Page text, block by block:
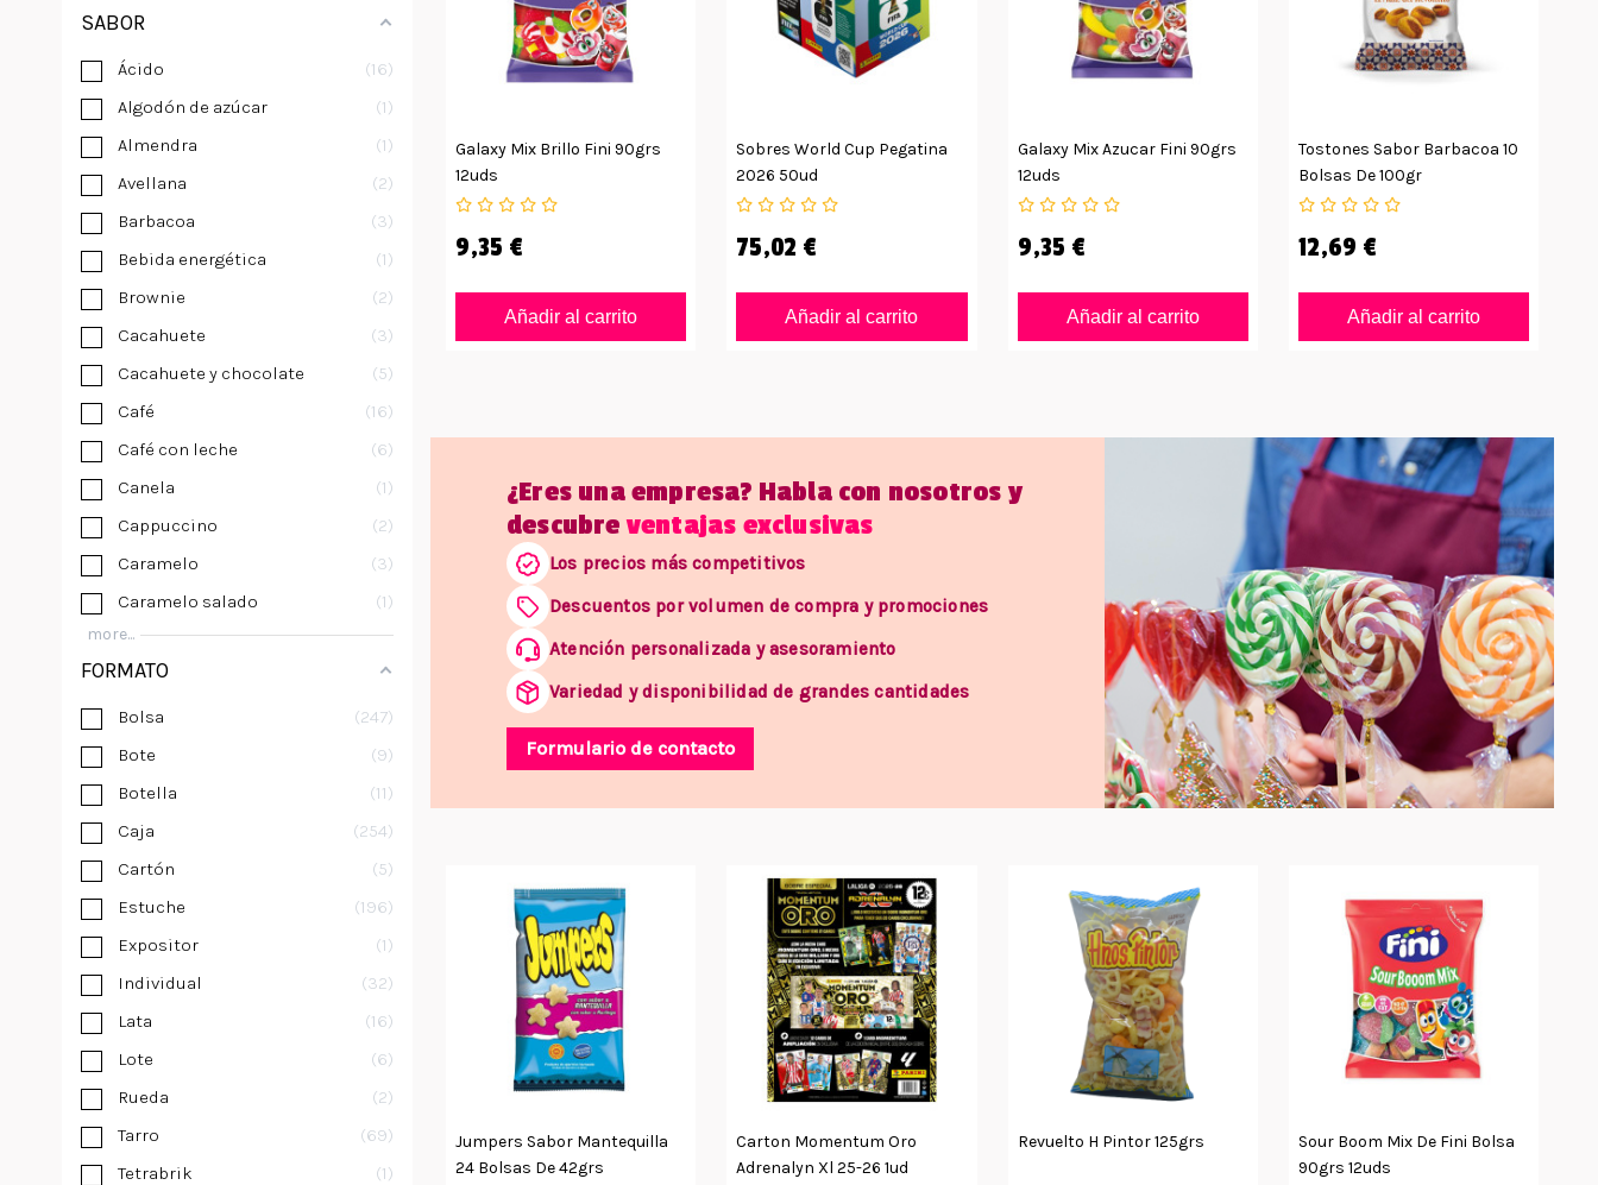
SABOR
Ácido
16
Algodón de azúcar
1
Almendra
1
Avellana
2
Barbacoa
3
Bebida energética
1
Brownie
2
Cacahuete
3
Cacahuete y chocolate
5
Café
16
Café con leche
6
Canela
1
Cappuccino
2
Caramelo
3
Caramelo salado
1
more...
FORMATO
Bolsa
247
Bote
9
Botella
11
Caja
254
Cartón
5
Estuche
196
Expositor
1
Individual
32
Lata
16
Lote
6
Rueda
2
Tarro
69
Tetrabrik
1
Galaxy Mix Brillo Fini 90grs
12uds
9,35 €
Añadir al carrito
Sobres World Cup Pegatina
2026 50ud
75,02 €
Añadir al carrito
Galaxy Mix Azucar Fini 90grs
12uds
9,35 €
Añadir al carrito
Tostones Sabor Barbacoa 10
Bolsas De 100gr
12,69 €
Añadir al carrito
¿Eres una empresa? Habla con nosotros y
descubreventajas exclusivas
Los precios más competitivos
Descuentos por volumen de compra y promociones
Atención personalizada y asesoramiento
Variedad y disponibilidad de grandes cantidades
Formulario de contacto
Jumpers Sabor Mantequilla
24 Bolsas De 42grs
Carton Momentum Oro
Adrenalyn Xl 25-26 1ud
Revuelto H Pintor 125grs
Sour Boom Mix De Fini Bolsa
90grs 12uds